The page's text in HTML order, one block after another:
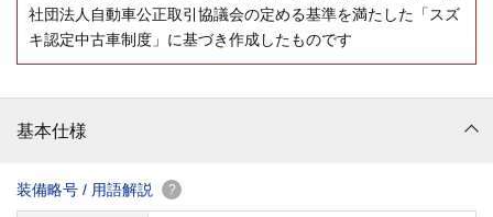
社団法人自動車公正取引協議会の定める基準を満たした「スズ
キ認定中古車制度」に基づき作成したものです
基本仕様
装備略号 / 用語解説 ?